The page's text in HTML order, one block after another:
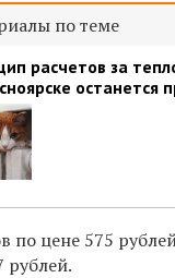
по теме
расчетов за
останется
по цене 575